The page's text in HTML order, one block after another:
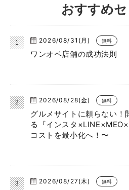
おすすめ
2026/08/31(月) 無料
ワンオペ店舗の成功法則
2026/08/28(金) 無料
グルメサイトに頼らない！
る『インスタ
コストを最小化へ！〜
2026/08/27(木) 無料